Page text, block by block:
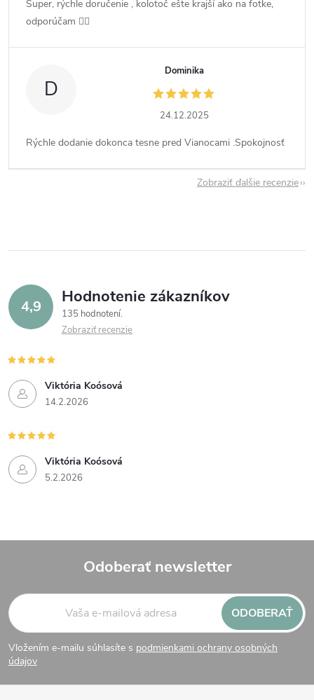
Super, rýchle doručenie , kolotoč ešte krajší ako na fotke,
odporúčam 👍🏻
D
Dominika
24.12.2025
Rýchle dodanie dokonca tesne pred Vianocami .Spokojnosť
Zobraziť ďalšie recenzie
4,9 Hodnotenie zákazníkov
135 hodnotení
Zobraziť recenzie
Viktória Koósová
14.2.2026
Viktória Koósová
5.2.2026
Z
á
p
Odoberať newsletter
Vložením e-mailu súhlasíte s podmienkami ochrany osobných
údajov
ODOBERAŤ